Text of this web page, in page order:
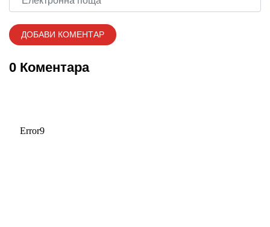
0 Коментара